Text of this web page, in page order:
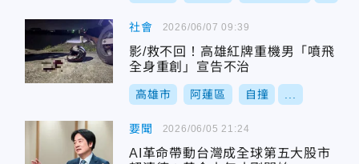
社會
影/救不回！高雄紅牌重機男「噴飛
全身重創」宣告不治
高雄市 阿蓮區 自撞
2026/06/07 09:39
要聞
AI革命帶動台灣成全球第五大股市
2026/06/05 21:24